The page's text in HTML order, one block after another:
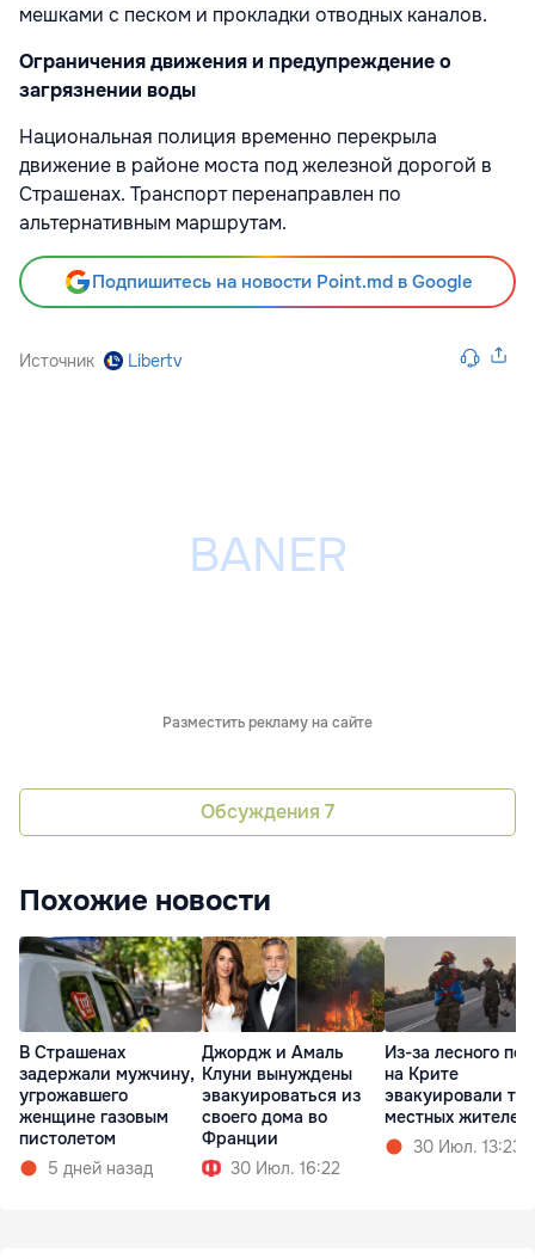
мешками с песком и прокладки отводных каналов.
Ограничения движения и предупреждение о
загрязнении воды
Национальная полиция временно перекрыла
движение в районе моста под железной дорогой в
Страшенах. Транспорт перенаправлен по
альтернативным маршрутам.
Подпишитесь на новости Point.md в Google
Источник Libertv
Разместить рекламу на сайте
Обсуждения 7
Похожие новости
В Страшенах
задержали мужчину,
угрожавшего
женщине газовым
пистолетом
5 дней назад
Джордж и Амаль
Клуни вынуждены
эвакуироваться из
своего дома во
Франции
30 Июл. 16:22
Из-за лесного
на Крите
эвакуировали
местных жителей
30 Июл. 13:23